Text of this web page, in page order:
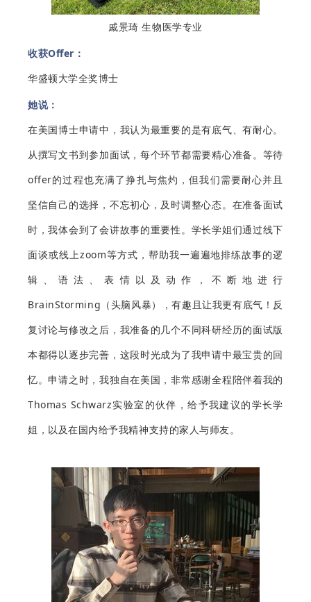
戚景琦 生物医学专业
收获Offer：
华盛顿大学全奖博士
她说：
在美国博士申请中，我认为最重要的是有底气、有耐心。
从撰写文书到参加面试，每个环节都需要精心准备。等待
offer的过程也充满了挣扎与焦灼，但我们需要耐心并且
坚信自己的选择，不忘初心，及时调整心态。在准备面试
时，我体会到了会讲故事的重要性。学长学姐们通过线下
面谈或线上zoom等方式，帮助我一遍遍地排练故事的逻
辑、语法、表情以及动作，不断地进行
BrainStorming（头脑风暴），有趣且让我更有底气！反
复讨论与修改之后，我准备的几个不同科研经历的面试版
本都得以逐步完善，这段时光成为了我申请中最宝贵的回
忆。申请之时，我独自在美国，非常感谢全程陪伴着我的
Thomas Schwarz实验室的伙伴，给予我建议的学长学
姐，以及在国内给予我精神支持的家人与师友。